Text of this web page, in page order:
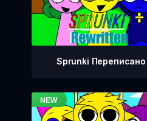
Sprunki Переписано